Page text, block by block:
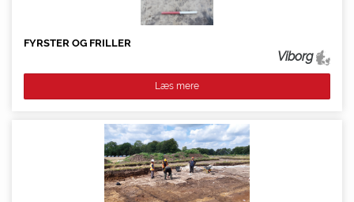
FYRSTER OG FRILLER
Viborg
Læs mere